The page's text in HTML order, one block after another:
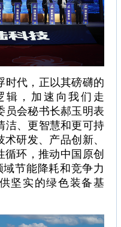
时代，正以其磅礴的
辑，加速向我们走
员会秘书长郝玉明表
洁、更智慧和更可持
研发、产品创新、
循环，推动中国原创
节能降耗和竞争力
坚实的绿色装备基